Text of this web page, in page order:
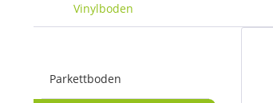
Vinylboden
Parkettboden